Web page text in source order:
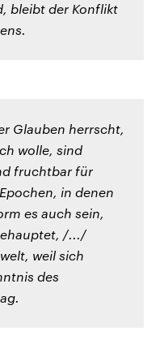
bleibt der Konflikt
Glauben herrscht,
wolle, sind
fruchtbar für
in denen
es auch sein,
/.../
weil sich
des